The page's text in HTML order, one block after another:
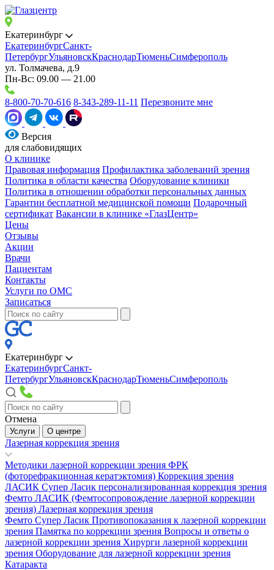
Екатеринбург
ЕкатеринбургСанкт-
ПетербургУльяновскКраснодарТюменьСимферополь
ул. Толмачева, д.9
Пн-Вс: 09.00 — 21.00
8-800-70-70-616 8-343-289-11-11 Перезвоните мне
Версия
для слабовидящих
О клинике
Правовая информация Профилактика заболеваний зрения
Политика в области качества Оборудование клиники
Политика в отношении обработки персональных данных
Гарантии бесплатной медицинской помощи Подарочный
сертификат Вакансии в клинике «ГлазЦентр»
Цены
Отзывы
Акции
Врачи
Пациентам
Контакты
Услуги по ОМС
Записаться
Екатеринбург
ЕкатеринбургСанкт-
ПетербургУльяновскКраснодарТюменьСимферополь
Отмена
Услуги О центре
Лазерная коррекция зрения
Методики лазерной коррекции зрения ФРК
(фоторефракционная кератэктомия) Коррекция зрения
ЛАСИК Супер Ласик персонализированная коррекция зрения
Фемто ЛАСИК (Фемтосопровождение лазерной коррекции
зрения) Лазерная коррекция зрения
Фемто Супер Ласик Противопоказания к лазерной коррекции
зрения Памятка по коррекции зрения Вопросы и ответы о
лазерной коррекции зрения Хирурги лазерной коррекции
зрения Оборудование для лазерной коррекции зрения
Катаракта